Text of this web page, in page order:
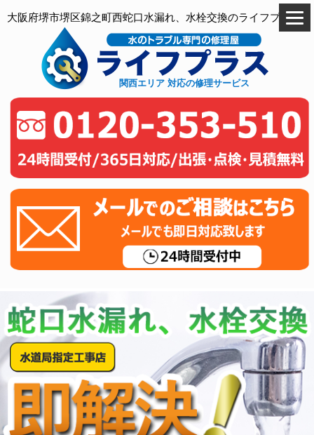
大阪府堺市堺区錦之町西蛇口水漏れ、水栓交換のライフプラス
関西エリア 対応の修理サービス